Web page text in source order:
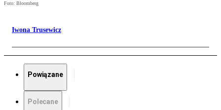
Foto: Bloomberg
Iwona Trusewicz
Powiązane
Polecane